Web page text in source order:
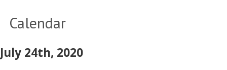
Calendar
July 24th, 2020